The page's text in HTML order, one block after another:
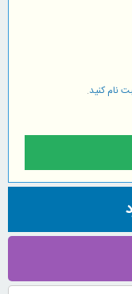
نام کنید.